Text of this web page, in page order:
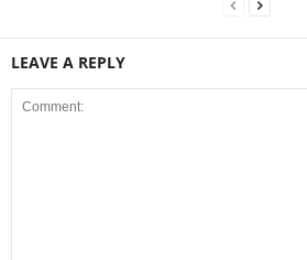
LEAVE A REPLY